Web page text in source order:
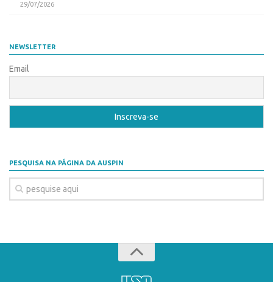
Patrimônio Genético
Transferência de Tecnologia
SPRINT
Conexão Inter-USP
29/07/2026
NEWSLETTER
Email
PESQUISA NA PÁGINA DA AUSPIN